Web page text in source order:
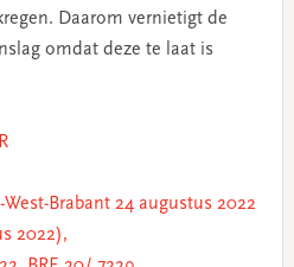
Daarom vernietigt de
omdat deze te laat is
Brabant 24 augustus 2022
2022),